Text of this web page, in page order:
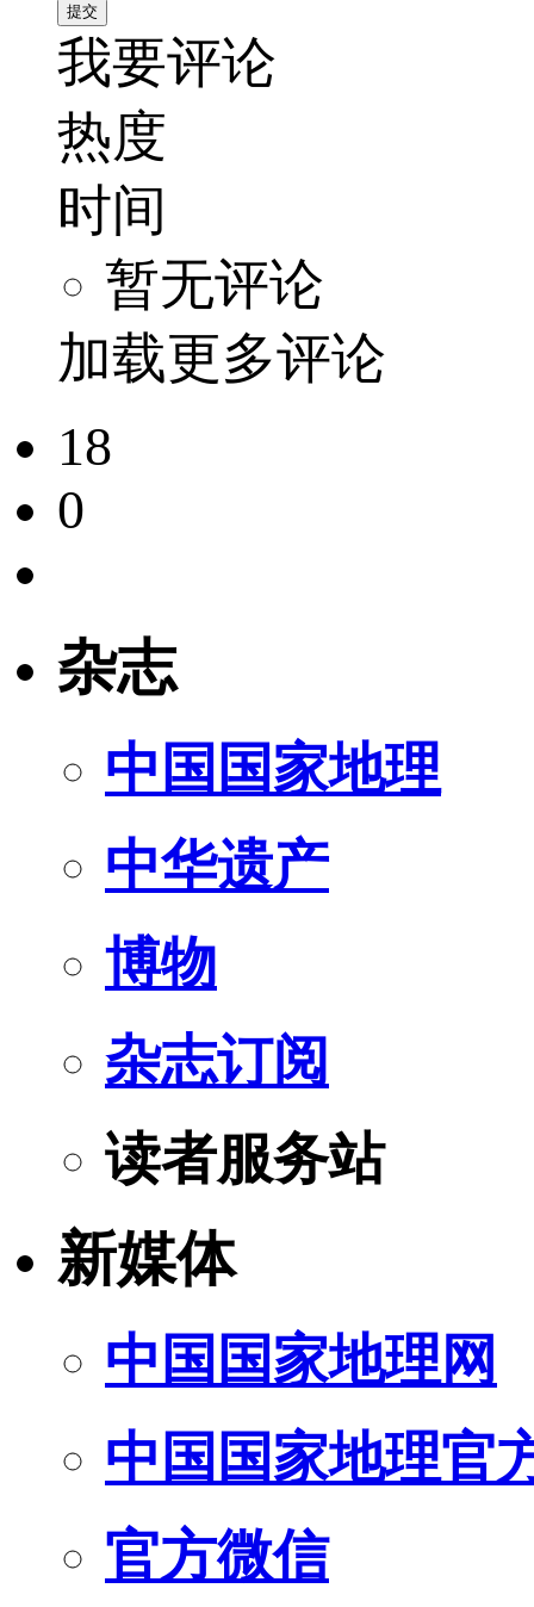
我要评论
热度
时间
暂无评论
加载更多评论
18
0
杂志
中国国家地理
中华遗产
博物
杂志订阅
读者服务站
新媒体
中国国家地理网
中国国家地理官
官方微信